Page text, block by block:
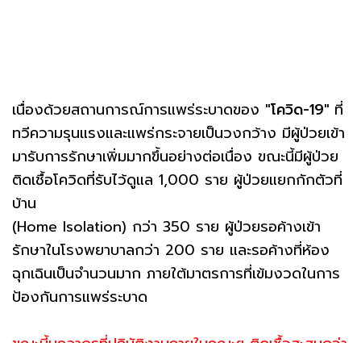
เนื่องด้วยสถานการณ์การแพร่ระบาดของ "โควิด-19" ที่
ทวีความรุนแรงและแพร่กระจายเป็นวงกว้าง มีผู้ป่วยเข้า
มารับการรักษาเพิ่มมากขึ้นอย่างต่อเนื่อง ขณะนี้มีผู้ป่วย
ติดเชื้อโควิดที่รับไว้ดูแล 1,000 ราย ผู้ป่วยแยกกักตัวที่
บ้าน
(Home Isolation) กว่า 350 ราย ผู้ป่วยรอค้างเข้า
รักษาในโรงพยาบาลกว่า 200 ราย และรอค้างที่ห้อง
ฉุกเฉินเป็นจำนวนมาก ภายใต้มาตรการที่เข้มงวดในการ
ป้องกันการแพร่ระบาด